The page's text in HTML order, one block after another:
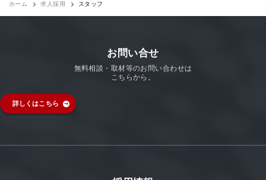
ホーム 求人採用 スタッフ
お問い合せ
無料相談・取材等のお問い合わせは
こちらから。
詳しくはこちら